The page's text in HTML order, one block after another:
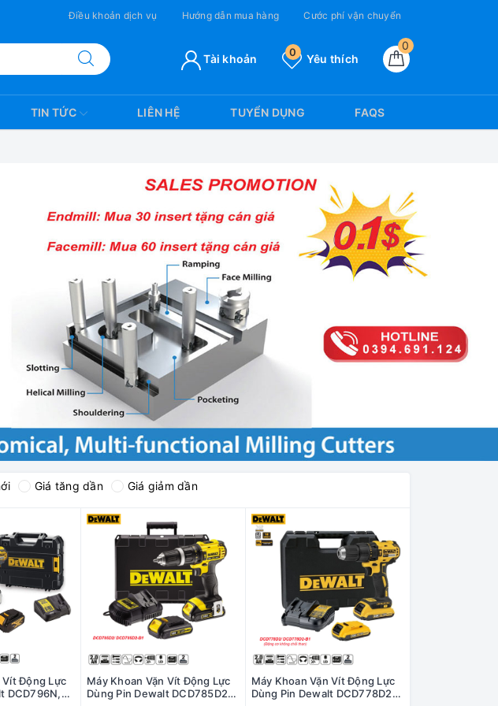
Điều khoản dịch vụ Hướng dẫn mua hàng Cước phí vận chuyển
0
Yêu thích
0
Tài khoản
TIN TỨC LIÊN HỆ TUYỂN DỤNG FAQS
Giá tăng dần Giá giảm dần
Vít Động Lực
DCD796N,
Máy Khoan Vặn Vít Động Lực
Dùng Pin Dewalt DCD785D2-
Máy Khoan Vặn Vít Động Lực
Dùng Pin Dewalt DCD778D2-